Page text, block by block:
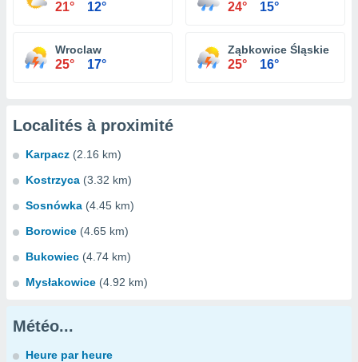
21° 12° 24° 15°
Wroclaw
25° 17°
Ząbkowice Śląskie
25° 16°
Localités à proximité
Karpacz (2.16 km)
Kostrzyca (3.32 km)
Sosnówka (4.45 km)
Borowice (4.65 km)
Bukowiec (4.74 km)
Mysłakowice (4.92 km)
Météo...
Heure par heure